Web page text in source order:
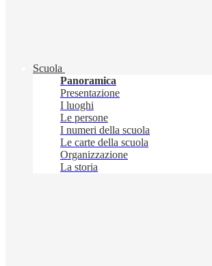
Scuola
Panoramica
Presentazione
I luoghi
Le persone
I numeri della scuola
Le carte della scuola
Organizzazione
La storia